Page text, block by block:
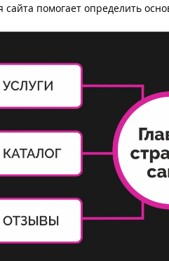
сайта помогает определить